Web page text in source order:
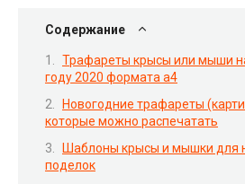
Содержание
Трафареты крысы или мыши
году 2020 формата а4
Новогодние трафареты
которые можно распечатать
Шаблоны крысы и мышки для
поделок